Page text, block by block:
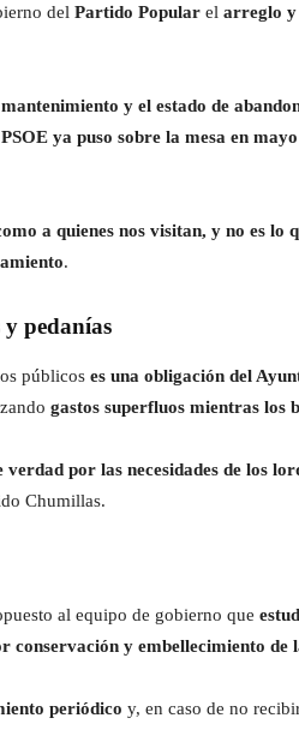
del Partido Popular el arreglo y
y el estado de
ya puso sobre la mesa en
a quienes nos visitan, y no es lo
.
pedanías
públicos es una obligación del
gastos superfluos mientras los
por las necesidades de los
Chumillas.
al equipo de gobierno que
conservación y embellecimiento de
periódico y, en caso de no